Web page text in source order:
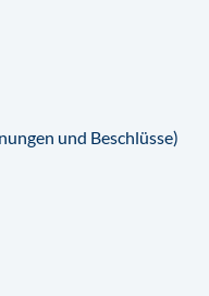
und Beschlüsse)